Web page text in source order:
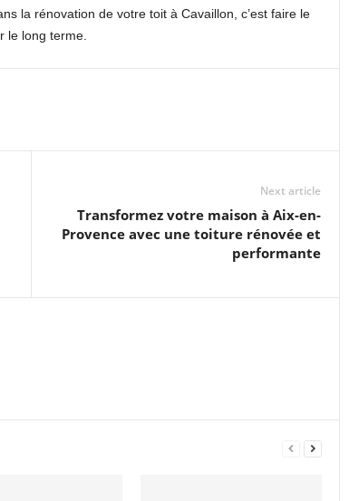
la rénovation de votre toit à Cavaillon, c’est faire le
le long terme.
Next article
Transformez votre maison à Aix-en-
Provence avec une toiture rénovée et
performante